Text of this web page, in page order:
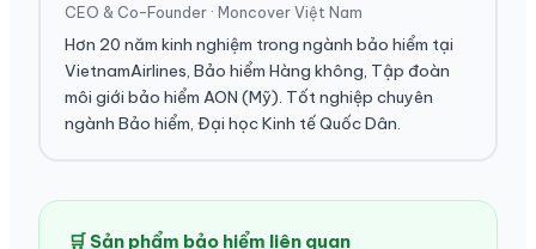
CEO & Co-Founder · Moncover Việt Nam
Hơn 20 năm kinh nghiệm trong ngành bảo hiểm tại
VietnamAirlines, Bảo hiểm Hàng không, Tập đoàn
môi giới bảo hiểm AON (Mỹ). Tốt nghiệp chuyên
ngành Bảo hiểm, Đại học Kinh tế Quốc Dân.
🛒 Sản phẩm bảo hiểm liên quan